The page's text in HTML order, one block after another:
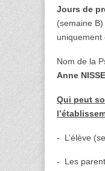
Jours de
(semaine
uniquement
Nom de la
Anne
Qui peut
- L’élève
- Les